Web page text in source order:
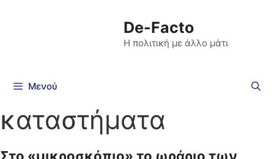
De-Facto
Η πολιτική με άλλο μάτι
Μενού
καταστήματα